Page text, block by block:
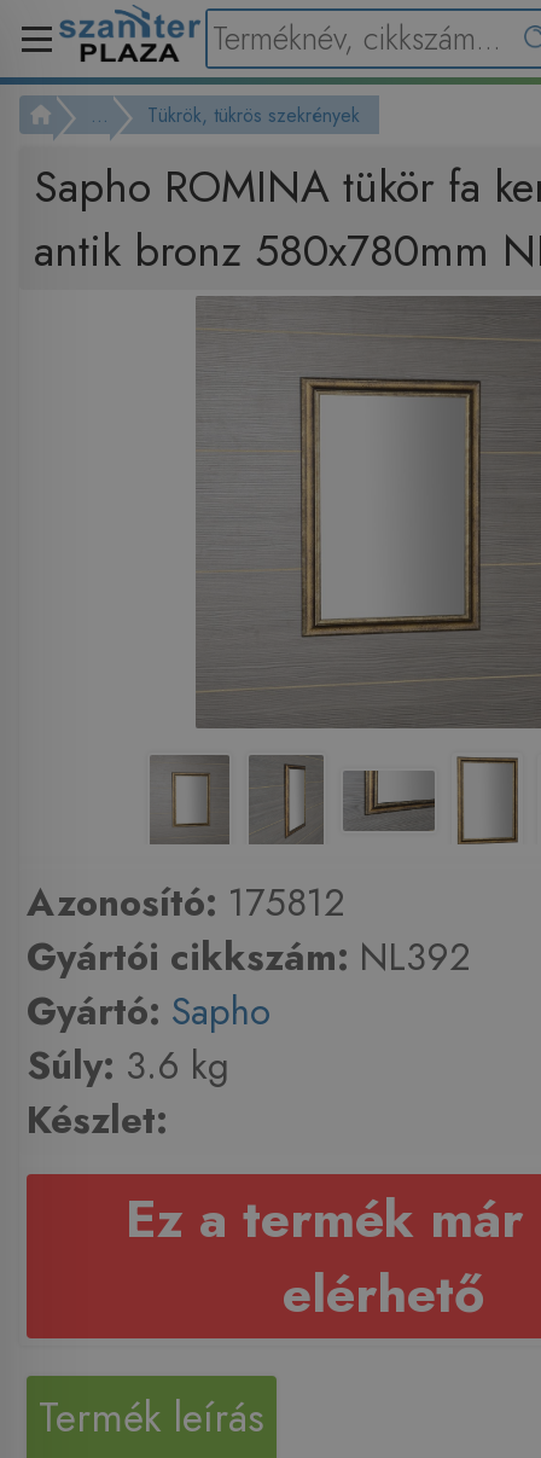
... Tükrök, tükrös szekrények
Sapho ROMINA tükör fa
antik bronz 580x780mm
Azonosító: 175812
Gyártói cikkszám: NL392
Gyártó: Sapho
Súly: 3.6 kg
Készlet:
Ez a termék már
elérhető
Termék leírás